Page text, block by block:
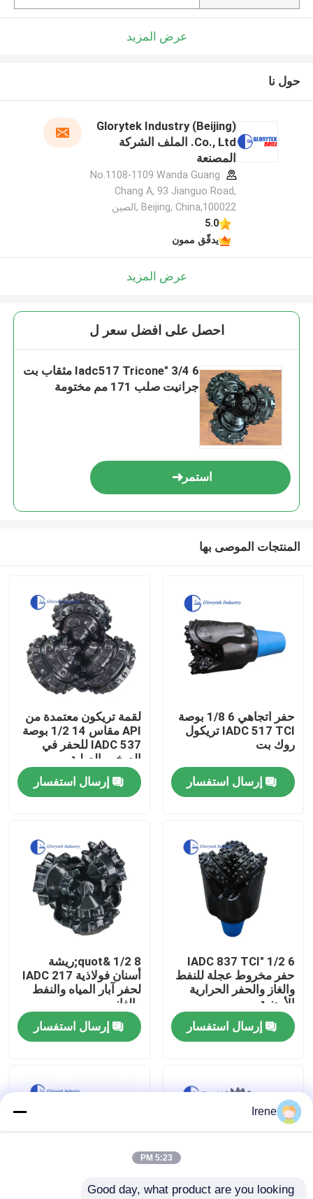
بيت
معلومات عنا
جولة في المعمل
رقابة جودة
أخبار
اطلب اقتباس
جهاز حفر آبار المياه
عرض المزيد
حول نا
Glorytek Industry (Beijing)
Co., Ltd. الملف الشركة
المصنعة
No.1108-1109 Wanda Guang
Chang A, 93 Jianguo Road,
Beijing, China,100022 ,الصين
5.0
يدقّق ممون
عرض المزيد
احصل على افضل سعر ل
6 3/4 "Iadc517 Tricone مثقاب بت
جرانيت صلب 171 مم مختومة
استمر
المنتجات الموصى بها
حفر اتجاهي 6 1/8 بوصة
IADC 517 TCI تريكول
روك بت
إرسال استفسار
لقمة تريكون معتمدة من
API مقاس 14 1/2 بوصة
IADC 537 للحفر في
الصخور الصلبة
إرسال استفسار
6 1/2 "IADC 837 TCI
حفر مخروط عجلة للنفط
والغاز والحفر الحرارية
الأرضية
إرسال استفسار
8 1/2 &quot;ريشة
أسنان فولاذية IADC 217
لحفر آبار المياه والنفط
والغاز
إرسال استفسار
Irene
5:23 PM
Good day, what product are you looking